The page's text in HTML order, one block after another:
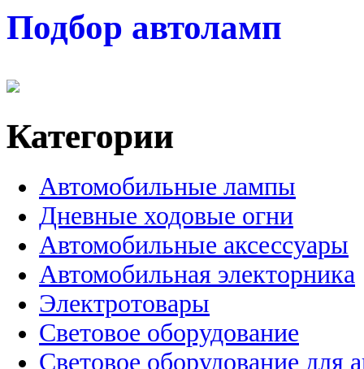
Подбор автоламп
Категории
Автомобильные лампы
Дневные ходовые огни
Автомобильные аксессуары
Автомобильная электорника
Электротовары
Световое оборудование
Световое оборудование для